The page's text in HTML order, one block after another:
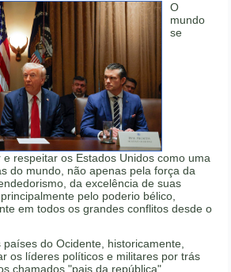
O
mundo
se
respeitar os Estados Unidos como uma
do mundo, não apenas pela força da
da excelência de suas
pelo poderio bélico,
em todos os grandes conflitos desde o
do Ocidente, historicamente,
os líderes políticos e militares por trás
chamados "pais da república"